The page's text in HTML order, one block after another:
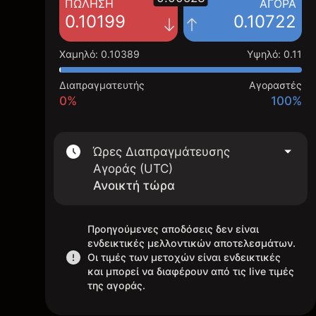
ΠΏΛΗΣΗ
0.10199
ΑΓΟΡΆ
0.10722
Χαμηλό: 0.10389 Υψηλό: 0.11
Διαπραγματευτής
0%
Αγοραστές
100%
Ώρες Διαπραγμάτευσης
Αγοράς (UTC)
Ανοικτή τώρα
Προηγούμενες αποδόσεις δεν είναι
ενδεικτικές μελλοντικών αποτελεσμάτων.
Οι τιμές των μετοχών είναι ενδεικτικές
και μπορεί να διαφέρουν από τις live τιμές
της αγοράς.